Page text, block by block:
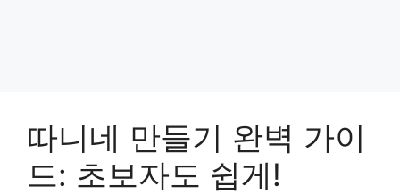
따니네 만들기 완벽 가이
드: 초보자도 쉽게!